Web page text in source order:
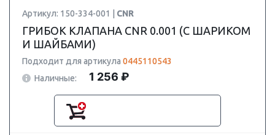
Артикул: 150-334-001 | CNR
ГРИБОК КЛАПАНА CNR 0.001 (С ШАРИКОМ
И ШАЙБАМИ)
Подходит для артикула 0445110543
Наличные:
1 256 ₽